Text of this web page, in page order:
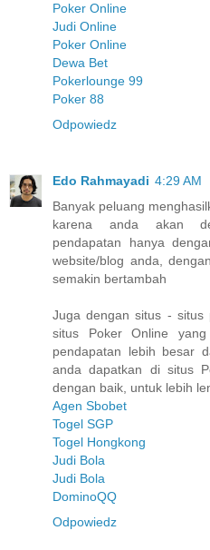
Poker Online
Judi Online
Poker Online
Dewa Bet
Pokerlounge 99
Poker 88
Odpowiedz
Edo Rahmayadi 4:29 AM
Banyak peluang
karena anda akan
pendapatan hanya
website/blog anda,
semakin bertambah
Juga dengan situs - situs
situs Poker Online
pendapatan lebih besar
anda dapatkan di situs
dengan baik, untuk lebih
Agen Sbobet
Togel SGP
Togel Hongkong
Judi Bola
Judi Bola
DominoQQ
Odpowiedz